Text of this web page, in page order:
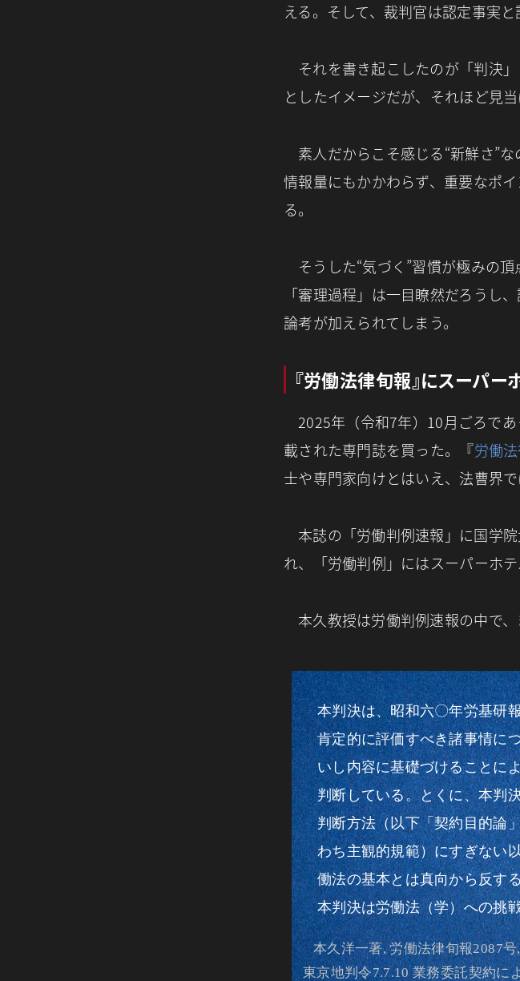
える。そして、裁判官は認定事実
それを書き起こしたのが「判決
としたイメージだが、それほど見当
素人だからこそ感じる“新鮮さ”
情報量にもかかわらず、重要なポ
る。
そうした“気づく”習慣が極みの
「審理過程」は一目瞭然だろうし
論考が加えられてしまう。
『労働法律旬報』にスーパ
2025年（令和7年）10月ごろで
載された専門誌を買った。『労働
士や専門家向けとはいえ、法曹界
本誌の「労働判例速報」に国学
れ、「労働判例」にはスーパーホ
本久教授は労働判例速報の中で
本判決は、昭和六〇年労基研
肯定的に評価すべき諸事情に
いし内容に基礎づけることに
判断している。とくに、本判
判断方法（以下「契約目的論
わち主観的規範）にすぎない
働法の基本とは真向から反す
本判決は労働法（学）への挑
本久洋一著, 労働法律旬報2087
東京地判令7.7.10 業務委託契約に